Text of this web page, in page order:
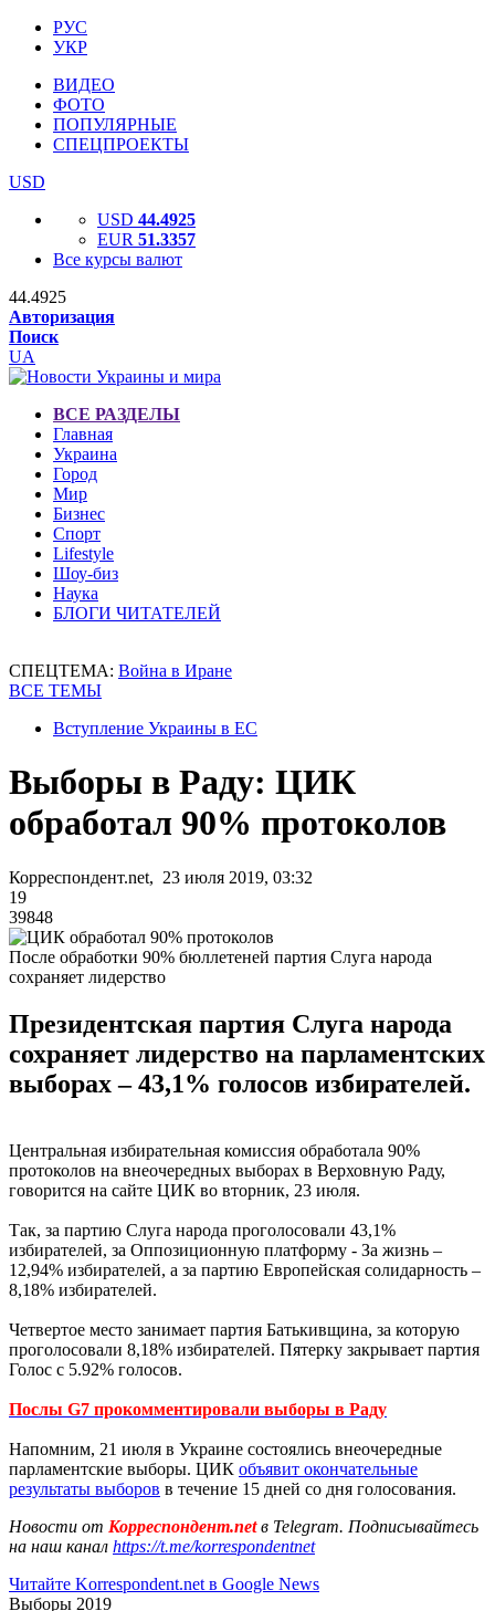
РУС
УКР
ВИДЕО
ФОТО
ПОПУЛЯРНЫЕ
СПЕЦПРОЕКТЫ
USD
USD 44.4925
EUR 51.3357
Все курсы валют
44.4925
Авторизация
Поиск
UA
ВСЕ РАЗДЕЛЫ
Главная
Украина
Город
Мир
Бизнес
Спорт
Lifestyle
Шоу-биз
Наука
БЛОГИ ЧИТАТЕЛЕЙ
СПЕЦТЕМА: Война в Иране
ВСЕ ТЕМЫ
Вступление Украины в ЕС
Выборы в Раду: ЦИК
обработал 90% протоколов
Корреспондент.net, 23 июля 2019, 03:32
19
39848
После обработки 90% бюллетеней партия Слуга народа
сохраняет лидерство
Президентская партия Слуга народа
сохраняет лидерство на парламентских
выборах – 43,1% голосов избирателей.
Центральная избирательная комиссия обработала 90%
протоколов на внеочередных выборах в Верховную Раду,
говорится на сайте ЦИК во вторник, 23 июля.
Так, за партию Слуга народа проголосовали 43,1%
избирателей, за Оппозиционную платформу - За жизнь –
12,94% избирателей, а за партию Европейская солидарность –
8,18% избирателей.
Четвертое место занимает партия Батькивщина, за которую
проголосовали 8,18% избирателей. Пятерку закрывает партия
Голос с 5.92% голосов.
Послы G7 прокомментировали выборы в Раду
Напомним, 21 июля в Украине состоялись внеочередные
парламентские выборы. ЦИК объявит окончательные
результаты выборов в течение 15 дней со дня голосования.
Новости от Корреспондент.netв Telegram. Подписывайтесь
на наш канал https://t.me/korrespondentnet
Читайте Korrespondent.net в Google News
Выборы 2019